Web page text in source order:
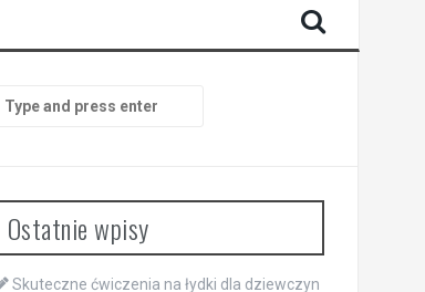
for:
Ostatnie wpisy
Skuteczne ćwiczenia na łydki dla dziewczyn